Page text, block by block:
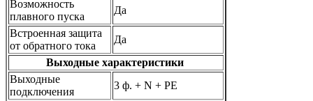
Возможность
плавного пуска
Да
Встроенная защита
от обратного тока
Да
Выходные характеристики
Выходные
подключения
3 ф. + N + PE